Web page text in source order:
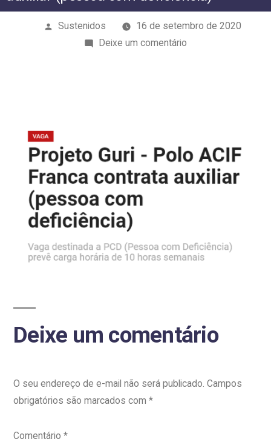
Publicado
Sustenidos
16 de setembro de 2020
Deixe um comentárioem
contrata
auxiliar
Deixe um comentário
O seu endereço de e-mail não será publicado. Campos
obrigatórios são marcados com *
Comentário *